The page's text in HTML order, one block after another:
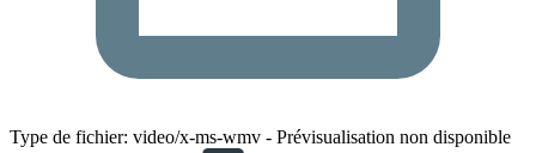
Type de fichier: video/x-ms-wmv - Prévisualisation non disponible